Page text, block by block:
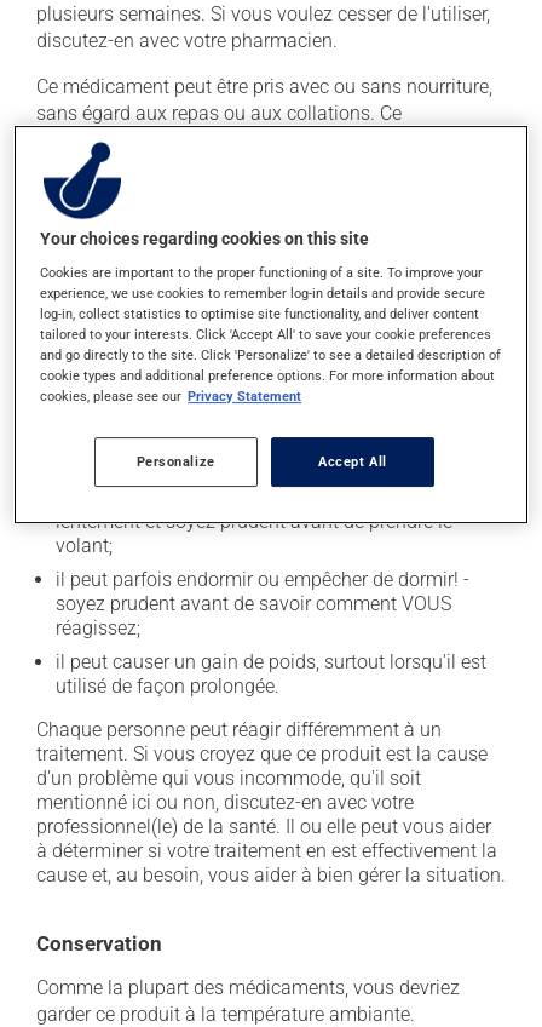
plusieurs semaines. Si vous voulez cesser de l'utiliser,
discutez-en avec votre pharmacien.
Ce médicament peut être pris avec ou sans nourriture,
sans égard aux repas ou aux collations. Ce
médicament peut augmenter les effets de l'alcool.
Limitez la consommation d'alcool à une prise
occasionnelle.
Effets indésirables
En plus de ses effets recherchés, ce produit peut à
l'occasion entraîner certains effets indésirables (effets
secondaires), notamment :
il peut causer des maux de tête;
il peut causer de la constipation - pour la prévenir,
buvez beaucoup, prenez plus de fibres alimentaires;
lentement et soyez prudent avant de prendre le
volant;
il peut parfois endormir ou empêcher de dormir! -
soyez prudent avant de savoir comment VOUS
réagissez;
il peut causer un gain de poids, surtout lorsqu'il est
utilisé de façon prolongée.
Chaque personne peut réagir différemment à un
traitement. Si vous croyez que ce produit est la cause
d'un problème qui vous incommode, qu'il soit
mentionné ici ou non, discutez-en avec votre
professionnel(le) de la santé. Il ou elle peut vous aider
à déterminer si votre traitement en est effectivement la
cause et, au besoin, vous aider à bien gérer la situation.
Conservation
Comme la plupart des médicaments, vous devriez
garder ce produit à la température ambiante.
Your choices regarding cookies on this site
Cookies are important to the proper functioning of a site. To improve your
experience, we use cookies to remember log-in details and provide secure
log-in, collect statistics to optimise site functionality, and deliver content
tailored to your interests. Click 'Accept All' to save your cookie preferences
and go directly to the site. Click 'Personalize' to see a detailed description of
cookie types and additional preference options. For more information about
cookies, please see our Privacy Statement
Personalize Accept All